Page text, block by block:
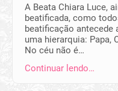
A Beata Chiara Luce,
beatificada, como
beatificação antecede
uma hierarquia: Papa,
No céu não é…
Continuar lendo…